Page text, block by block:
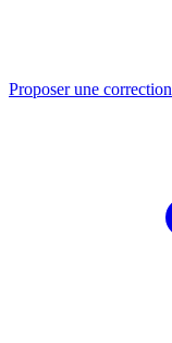
Proposer une correction